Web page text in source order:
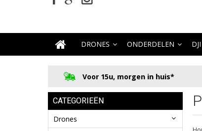
DRONES ONDERDELEN
Voor 15u, morgen in huis*
CATEGORIEËN
Drones